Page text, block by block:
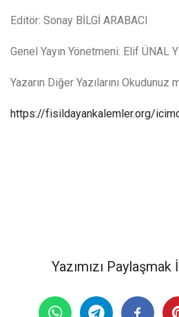
Editör: Sonay BİLGİ ARABACI
Genel Yayın Yönetmeni: Elif ÜNAL
Yazarın Diğer Yazılarını Okudunuz
https://fisildayankalemler.org/
Yazımızı